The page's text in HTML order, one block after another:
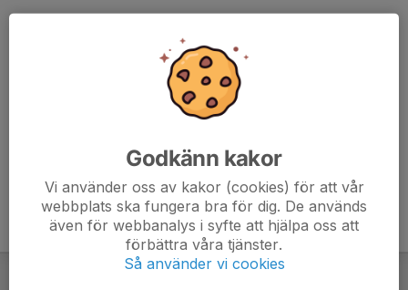
Godkänn kakor
Vi använder oss av kakor (cookies) för att vår
webbplats ska fungera bra för dig. De används
även för webbanalys i syfte att hjälpa oss att
förbättra våra tjänster.
Så använder vi cookies